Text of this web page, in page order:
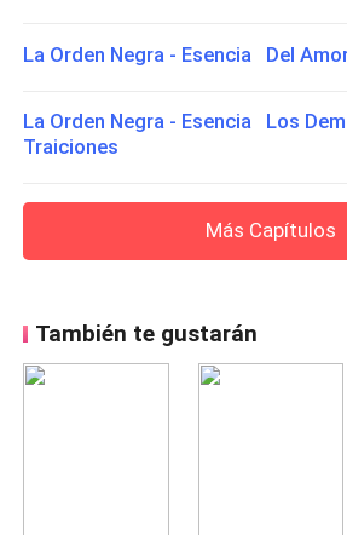
La Orden Negra - Esencia Del
La Orden Negra - Esencia Los
Traiciones
Más Capítulos
También te gustarán